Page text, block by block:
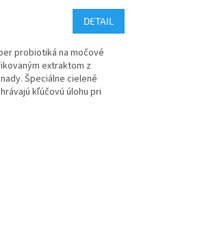
DETAIL
probiotiká na močové
extraktom z
Špeciálne cielené
kľúčovú úlohu pri